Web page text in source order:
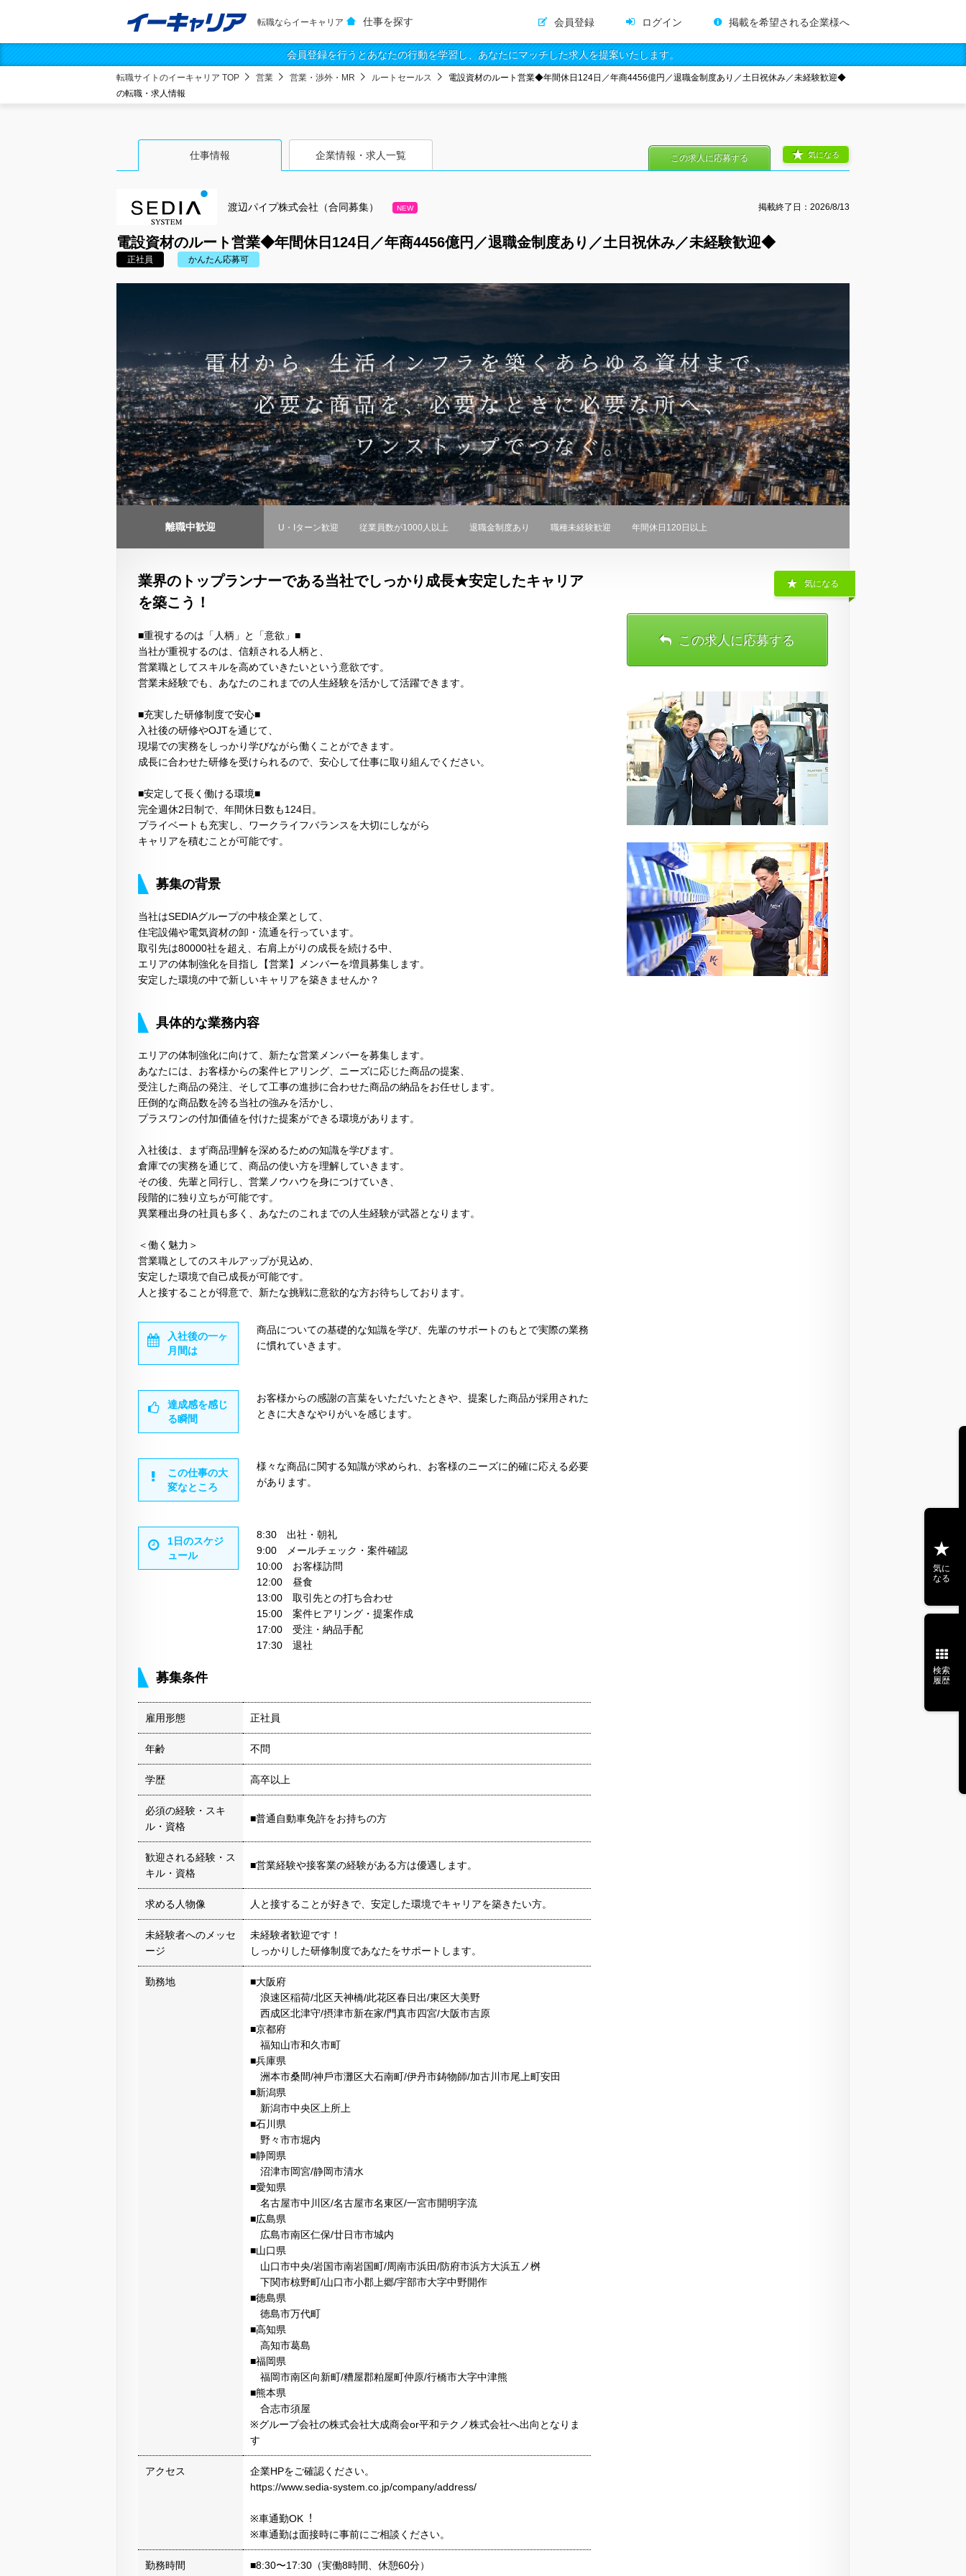
転職ならイーキャリア 仕事を探す 会員登録 ログイン 掲載を希望される企業様へ
会員登録を行うとあなたの行動を学習し、あなたにマッチした求人を提案いたします。
転職サイトのイーキャリア TOP 営業 営業・渉外・MR ルートセールス
電設資材のルート営業◆年間休日124日／年商4456億円／退職金制度あり／土日祝休み／未経験歓迎◆
の転職・求人情報
仕事情報 企業情報・求人一覧
渡辺パイプ株式会社（合同募集） NEW 掲載終了日： 2026/8/13
電設資材のルート営業◆年間休日124日／年商4456億円／退職金制度あり／土日祝休み／未経験歓迎◆
正社員 かんたん応募可
気になる
この求人に応募する
離職中歓迎 U・Iターン歓迎 従業員数が1000人以上 退職金制度あり 職種未経験歓迎 年間休日120日以上
業界のトップランナーである当社でしっかり成長★安定したキャリア
を築こう！
■重視するのは「人柄」と「意欲」■
当社が重視するのは、信頼される人柄と、
営業職としてスキルを高めていきたいという意欲です。
営業未経験でも、あなたのこれまでの人生経験を活かして活躍できます。
■充実した研修制度で安心■
入社後の研修やOJTを通じて、
現場での実務をしっかり学びながら働くことができます。
成長に合わせた研修を受けられるので、安心して仕事に取り組んでください。
■安定して長く働ける環境■
完全週休2日制で、年間休日数も124日。
プライベートも充実し、ワークライフバランスを大切にしながら
キャリアを積むことが可能です。
募集の背景
当社はSEDIAグループの中核企業として、
住宅設備や電気資材の卸・流通を行っています。
取引先は80000社を超え、右肩上がりの成長を続ける中、
エリアの体制強化を目指し【営業】メンバーを増員募集します。
安定した環境の中で新しいキャリアを築きませんか？
具体的な業務内容
エリアの体制強化に向けて、新たな営業メンバーを募集します。
あなたには、お客様からの案件ヒアリング、ニーズに応じた商品の提案、
受注した商品の発注、そして工事の進捗に合わせた商品の納品をお任せします。
圧倒的な商品数を誇る当社の強みを活かし、
プラスワンの付加価値を付けた提案ができる環境があります。
入社後は、まず商品理解を深めるための知識を学びます。
倉庫での実務を通じて、商品の使い方を理解していきます。
その後、先輩と同行し、営業ノウハウを身につけていき、
段階的に独り立ちが可能です。
異業種出身の社員も多く、あなたのこれまでの人生経験が武器となります。
＜働く魅力＞
営業職としてのスキルアップが見込め、
安定した環境で自己成長が可能です。
人と接することが得意で、新たな挑戦に意欲的な方お待ちしております。
入社後の一ヶ
月間は
商品についての基礎的な知識を学び、先輩のサポートのもとで実際の業務
に慣れていきます。
達成感を感じ
る瞬間
お客様からの感謝の言葉をいただいたときや、提案した商品が採用された
ときに大きなやりがいを感じます。
この仕事の大
変なところ
様々な商品に関する知識が求められ、お客様のニーズに的確に応える必要
があります。
1日のスケジ
ュール
8:30 出社・朝礼
9:00 メールチェック・案件確認
10:00 お客様訪問
12:00 昼食
13:00 取引先との打ち合わせ
15:00 案件ヒアリング・提案作成
17:00 受注・納品手配
17:30 退社
募集条件
雇用形態 正社員
年齢 不問
学歴 高卒以上
必須の経験・スキ
ル・資格
■普通自動車免許をお持ちの方
歓迎される経験・ス
キル・資格
■営業経験や接客業の経験がある方は優遇します。
求める人物像 人と接することが好きで、安定した環境でキャリアを築きたい方。
未経験者へのメッセ
ージ
未経験者歓迎です！
しっかりした研修制度であなたをサポートします。
勤務地
■⼤阪府
浪速区稲荷/北区天神橋/此花区春⽇出/東区⼤美野
⻄成区北津守/摂津市新在家/⾨真市四宮/⼤阪市吉原
■京都府
福知⼭市和久市町
■兵庫県
洲本市桑間/神⼾市灘区⼤⽯南町/伊丹市鋳物師/加古川市尾上町安⽥
■新潟県
新潟市中央区上所上
■⽯川県
野々市市堀内
■静岡県
沼津市岡宮/静岡市清水
■愛知県
名古屋市中川区/名古屋市名東区/⼀宮市開明字流
■広島県
広島市南区仁保/廿⽇市市城内
■⼭⼝県
⼭⼝市中央/岩国市南岩国町/周南市浜⽥/防府市浜⽅⼤浜五ノ桝
下関市椋野町/⼭⼝市⼩郡上郷/宇部市⼤字中野開作
■徳島県
徳島市万代町
■⾼知県
⾼知市葛島
■福岡県
福岡市南区向新町/糟屋郡粕屋町仲原/⾏橋市⼤字中津熊
■熊本県
合志市須屋
※グループ会社の株式会社⼤成商会or平和テクノ株式会社へ出向となりま
す
アクセス
企業HPをご確認ください。
https://www.sedia-system.co.jp/company/address/
※⾞通勤OK︕
※⾞通勤は⾯接時に事前にご相談ください。
勤務時間 ■8:30〜17:30（実働8時間、休憩60分）
気になる
この求人に応募する
気に
なる
検索
履歴